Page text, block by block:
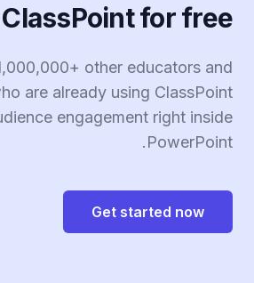
for free.
other educators and
are already using ClassPoint
engagement right inside
PowerPoint.
Get started now